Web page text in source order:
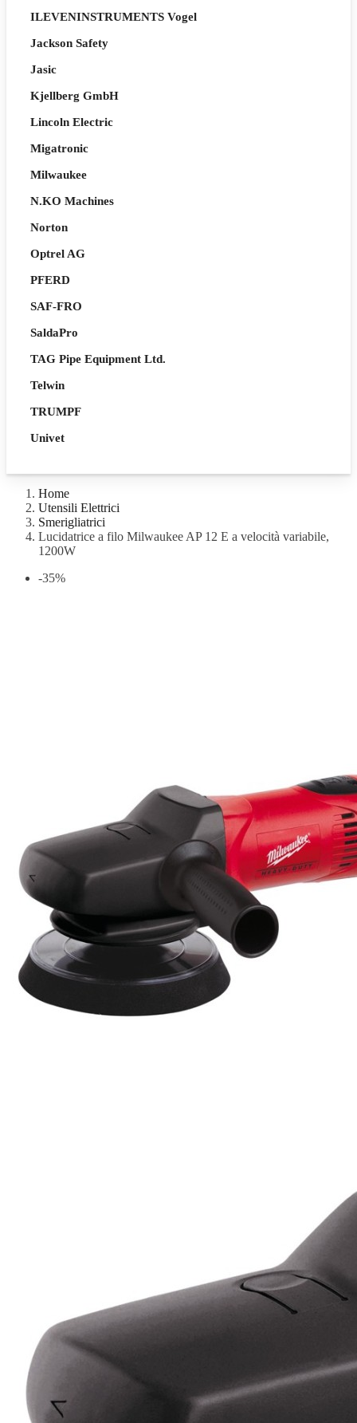
ILEVENINSTRUMENTS Vogel
Jackson Safety
Jasic
Kjellberg GmbH
Lincoln Electric
Migatronic
Milwaukee
N.KO Machines
Norton
Optrel AG
PFERD
SAF-FRO
SaldaPro
TAG Pipe Equipment Ltd.
Telwin
TRUMPF
Univet
Home
Utensili Elettrici
Smerigliatrici
Lucidatrice a filo Milwaukee AP 12 E a velocità variabile,
1200W
-35%